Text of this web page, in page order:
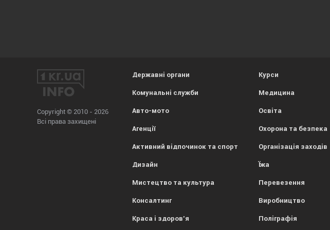
Copyright © 2010 - 2026
Всі права захищені
Державні органи
Комунальні служби
Авто-мото
Агенції
Активний відпочинок та спорт
Дизайн
Мистецтво та культура
Консалтинг
Краса і здоров'я
Курси
Медицина
Освіта
Охорона та безпека
Організація заходів
Їжа
Перевезення
Виробництво
Поліграфія